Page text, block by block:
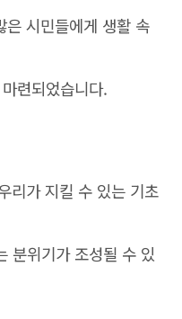
은 시민들에게 생활 속
련되었습니다.
리가 지킬 수 있는 기초
분위기가 조성될 수 있